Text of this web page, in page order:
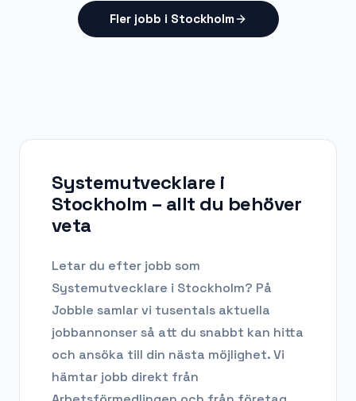
Fler jobb i Stockholm
Systemutvecklare i
Stockholm – allt du behöver
veta
Letar du efter jobb som
Systemutvecklare i Stockholm? På
Jobble samlar vi tusentals aktuella
jobbannonser så att du snabbt kan hitta
och ansöka till din nästa möjlighet. Vi
hämtar jobb direkt från